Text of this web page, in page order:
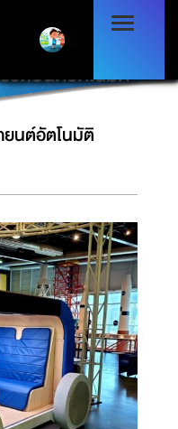
ถยนต์อัตโนมัติ
นต์อัตโนมัติ